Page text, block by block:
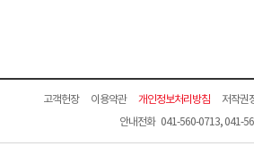
고객헌장 이용약관 개인정보처리방침 저작권
안내전화 041-560-0713, 041-